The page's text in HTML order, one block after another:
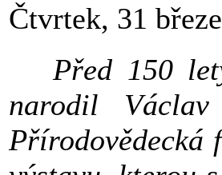
Čtvrtek, 31
Před 150
narodil